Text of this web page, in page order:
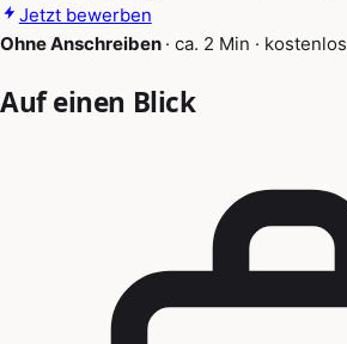
Jetzt bewerben
Ohne Anschreiben · ca. 2 Min · kostenlos
Auf einen Blick